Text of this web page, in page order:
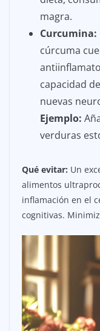
magra.
Curcumina:
cúrcuma
capacidad
nuevas
Ejemplo:
verduras
Qué evitar: Un
alimentos
inflamación en el
cognitivas.